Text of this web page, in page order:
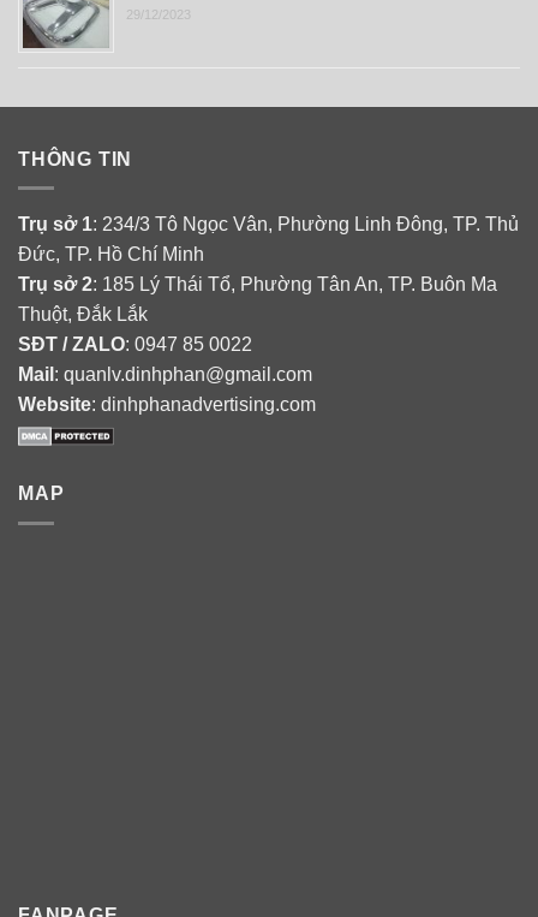
29/12/2023
THÔNG TIN
Trụ sở 1: 234/3 Tô Ngọc Vân, Phường Linh Đông, TP. Thủ
Đức, TP. Hồ Chí Minh
Trụ sở 2: 185 Lý Thái Tổ, Phường Tân An, TP. Buôn Ma
Thuột, Đắk Lắk
SĐT / ZALO: 0947 85 0022
Mail : quanlv.dinhphan@gmail.com
Website: dinhphanadvertising.com
MAP